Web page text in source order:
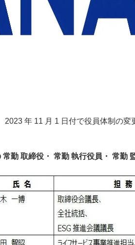
年 11 月 1 日付で役員体制の変
常勤 取締役・ 常勤 執行役員・ 常勤